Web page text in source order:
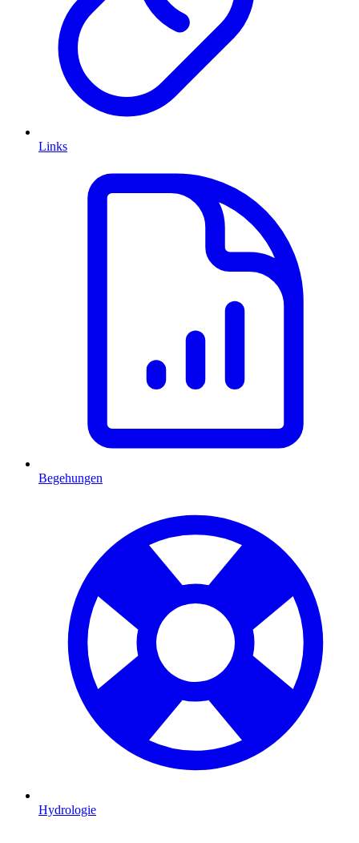
Links
Begehungen
Hydrologie